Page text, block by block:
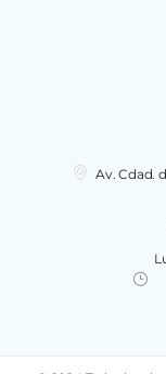
Av. Cdad.